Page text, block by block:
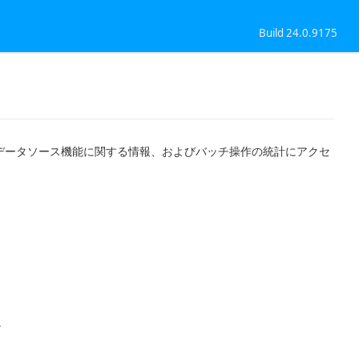
Build 24.0.9175
タソース機能に関する情報、およびバッチ操作の統計にアクセ